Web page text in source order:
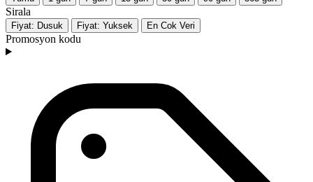
Sirala
Fiyat: Dusuk Fiyat: Yuksek En Cok Veri
Promosyon kodu